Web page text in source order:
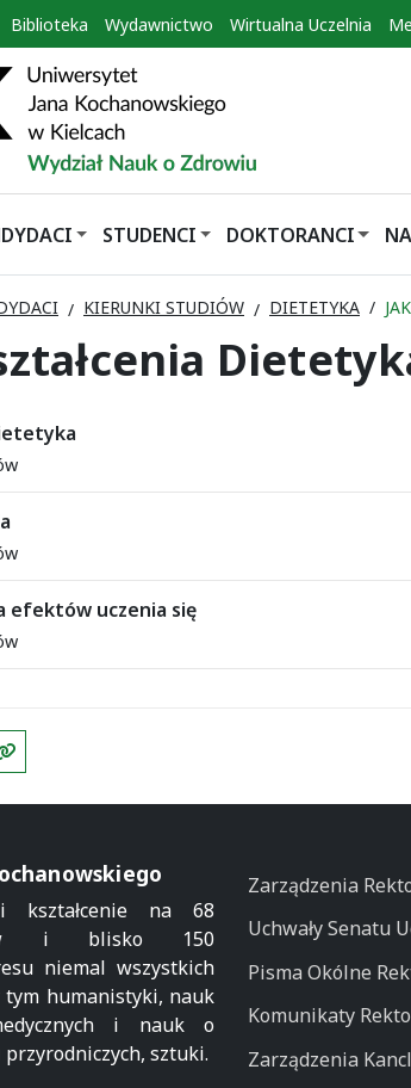
Biblioteka Wydawnictwo Wirtualna Uczelnia
STUDENCI DOKTORANCI
KIERUNKI STUDIÓW DIETETYKA
efektów uczenia się
Kopiuj link
kształcenie na 68
i blisko 150
niemal wszystkich
humanistyki, nauk
i nauk o
przyrodniczych, sztuki.
Zarządzenia
Uchwały Senatu
Pisma Okólne
Komunikaty
Zarządzenia